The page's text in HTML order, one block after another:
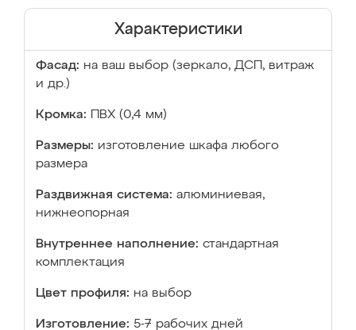
Характеристики
Фасад: на ваш выбор (зеркало, ДСП, витраж
и др.)
Кромка: ПВХ (0,4 мм)
Размеры: изготовление шкафа любого
размера
Раздвижная система: алюминиевая,
нижнеопорная
Внутреннее наполнение: стандартная
комплектация
Цвет профиля: на выбор
Изготовление: 5-7 рабочих дней